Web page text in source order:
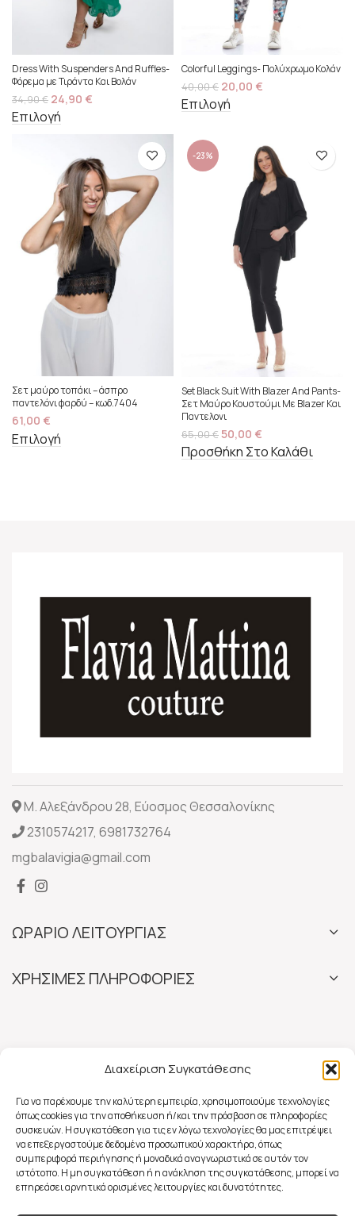
Διαχείριση Συγκατάθεσης
Για να παρέχουμε την καλύτερη εμπειρία, χρησιμοποιούμε τεχνολογίες
όπως cookies για την αποθήκευση ή/και την πρόσβαση σε πληροφορίες
συσκευών. Η συγκατάθεση για τις εν λόγω τεχνολογίες θα μας επιτρέψει
να επεξεργαστούμε δεδομένα προσωπικού χαρακτήρα, όπως
συμπεριφορά περιήγησης ή μοναδικά αναγνωριστικά σε αυτόν τον
ιστότοπο. Η μη συγκατάθεση ή η ανάκληση της συγκατάθεσης, μπορεί να
επηρεάσει αρνητικά ορισμένες λειτουργίες και δυνατότητες.
Dress With Suspenders And Ruffles-
Φόρεμα με Τιράντα Και Βολάν
34,90€ 24,90 €
Επιλογή
Colorful Leggings- Πολύχρωμο Κολάν
40,00€ 20,00 €
Επιλογή
Σετ μαύρο τοπάκι – άσπρο
παντελόνι φαρδύ – κωδ.7404
61,00 €
Επιλογή
-23%
Set Black Suit With Blazer And Pants-
Σετ Μαύρο Κουστούμι Με Blazer Και
Παντελονι
65,00€50,00 €
Προσθήκη Στο Καλάθι
Μ. Αλεξάνδρου 28, Εύοσμος Θεσσαλονίκης
2310574217, 6981732764
mgbalavigia@gmail.com
ΩΡΑΡΙΟ ΛΕΙΤΟΥΡΓΙΑΣ
ΧΡΗΣΙΜΕΣ ΠΛΗΡΟΦΟΡΙΕΣ